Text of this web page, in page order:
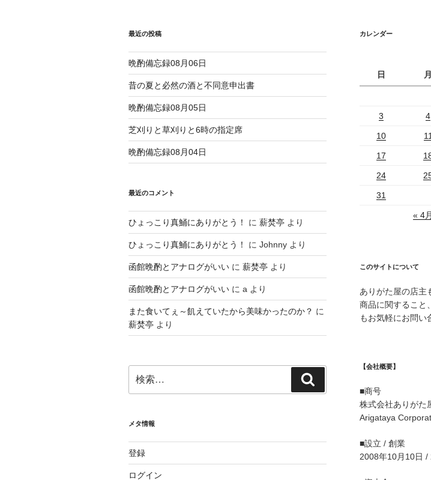
最近の投稿
晩酌備忘録08月06日
昔の夏と必然の酒と不同意申出書
晩酌備忘録08月05日
芝刈りと草刈りと6時の指定席
晩酌備忘録08月04日
最近のコメント
ひょっこり真鯒にありがとう！ に 薪焚亭 より
ひょっこり真鯒にありがとう！ に Johnny より
函館晩酌とアナログがいい に 薪焚亭 より
函館晩酌とアナログがいい に a より
また食いてぇ～飢えていたから美味かったのか？ に
薪焚亭 より
索:
索
メタ情報
登録
ログイン
カレンダー
日
月
3 4
10 11
17
24
31
« 4月
このサイトについて
ありがた屋の店主
商品に関すること
もお気軽にお問い
【会社概要】
■商号
株式会社ありがた
Arigataya
■設立 / 創業
2008年10月10日 /